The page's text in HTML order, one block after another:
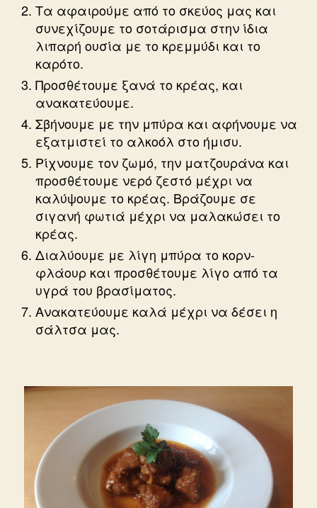
Τα αφαιρούμε από το σκεύος μας και
συνεχίζουμε το σοτάρισμα στην ίδια
λιπαρή ουσία με το κρεμμύδι και το
καρότο.
Προσθέτουμε ξανά το κρέας, και
ανακατεύουμε.
Σβήνουμε με την μπύρα και αφήνουμε να
εξατμιστεί το αλκοόλ στο ήμισυ.
Ρίχνουμε τον ζωμό, την ματζουράνα και
προσθέτουμε νερό ζεστό μέχρι να
καλύψουμε το κρέας. Βράζουμε σε
σιγανή φωτιά μέχρι να μαλακώσει το
κρέας.
Διαλύουμε με λίγη μπύρα το κορν-
φλάουρ και προσθέτουμε λίγο από τα
υγρά του βρασίματος.
Ανακατεύουμε καλά μέχρι να δέσει η
σάλτσα μας.